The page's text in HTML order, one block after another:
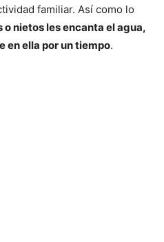
familiar. Así como lo
o nietos les encanta el agua,
en ella por un tiempo.